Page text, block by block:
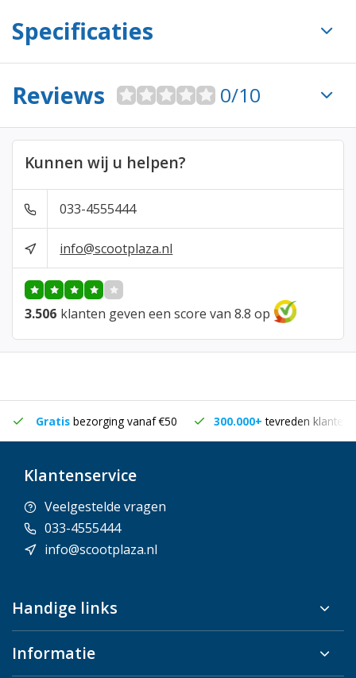
Specificaties
Reviews 0/10
Kunnen wij u helpen?
033-4555444
info@scootplaza.nl
3.506 klanten geven een score van 8.8 op
Gratis bezorging vanaf €50 300.000+tevreden klanten
Klantenservice
Veelgestelde vragen
033-4555444
info@scootplaza.nl
Handige links
Informatie